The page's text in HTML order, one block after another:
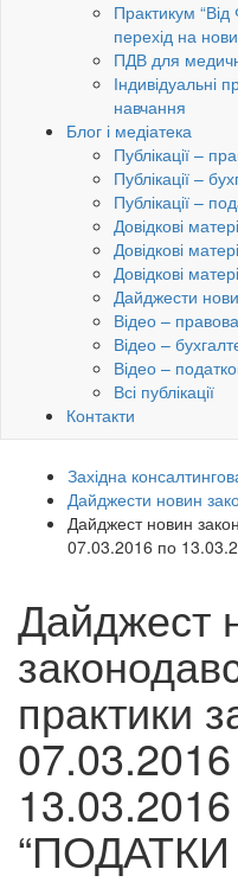
Практикум
перехід на
ПДВ для
Індивідуальні
навчання
Блог і медіатека
Публікації –
Публікації –
Публікації –
Довідкові
Довідкові
Довідкові
Дайджести
Відео –
Відео –
Відео –
Всі публікації
Контакти
Західна
Дайджести новин
Дайджест новин
07.03.2016 по
Дайджест
практики
“ПОДАТКИ